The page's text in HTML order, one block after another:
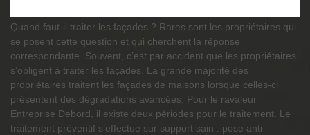
Quand faut-il traiter les façades ? Rares sont les propriétaires qui
se posent cette question et qui cherchent la réponse
correspondante. Souvent, c’est par accident que les propriétaires
s’obligent à traiter les façades. La grande majorité des
propriétaires traitent les façades de maisons lorsque celles-ci
présentent des dégradations avancées. Pour le ravaleur
Entreprise Debord, il existe deux périodes pour le traitement. Le
traitement préventif s’effectue sur support sain : pose anti-